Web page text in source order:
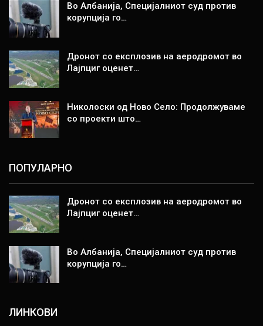
Во Албанија, Специјалниот суд против
корупција го…
Дронот со експлозив на аеродромот во
Лајпциг оценет…
Николоски од Ново Село: Продолжуваме
со проекти што…
ПОПУЛАРНО
Дронот со експлозив на аеродромот во
Лајпциг оценет…
Во Албанија, Специјалниот суд против
корупција го…
ЛИНКОВИ